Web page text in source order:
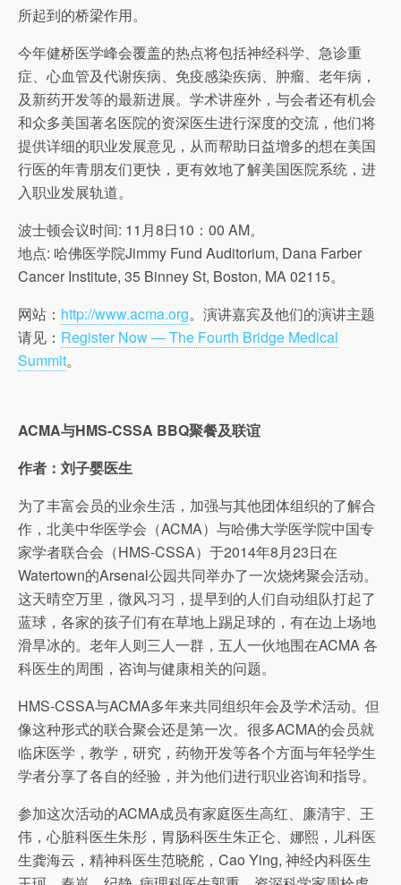
所起到的桥梁作用。
今年健桥医学峰会覆盖的热点将包括神经科学、急诊重
症、心血管及代谢疾病、免疫感染疾病、肿瘤、老年病，
及新药开发等的最新进展。学术讲座外，与会者还有机会
和众多美国著名医院的资深医生进行深度的交流，他们将
提供详细的职业发展意见，从而帮助日益增多的想在美国
行医的年青朋友们更快，更有效地了解美国医院系统，进
入职业发展轨道。
波士顿会议时间: 11月8日10：00 AM。
地点: 哈佛医学院Jimmy Fund Auditorium, Dana Farber
Cancer Institute, 35 Binney St, Boston, MA 02115。
网站： http://www.acma.org。演讲嘉宾及他们的演讲主题
请见： Register Now — The Fourth Bridge Medical
Summit。
ACMA与HMS-CSSA BBQ聚餐及联谊
作者：刘子婴医生
为了丰富会员的业余生活，加强与其他团体组织的了解合
作，北美中华医学会（ACMA）与哈佛大学医学院中国专
家学者联合会（HMS-CSSA）于2014年8月23日在
Watertown的Arsenal公园共同举办了一次烧烤聚会活动。
这天晴空万里，微风习习，提早到的人们自动组队打起了
蓝球，各家的孩子们有在草地上踢足球的，有在边上场地
滑旱冰的。老年人则三人一群，五人一伙地围在ACMA 各
科医生的周围，咨询与健康相关的问题。
HMS-CSSA与ACMA多年来共同组织年会及学术活动。但
像这种形式的联合聚会还是第一次。很多ACMA的会员就
临床医学，教学，研究，药物开发等各个方面与年轻学生
学者分享了各自的经验，并为他们进行职业咨询和指导。
参加这次活动的ACMA成员有家庭医生高红、廉清宇、王
伟，心脏科医生朱彤，胃肠科医生朱正仑、娜熙，儿科医
生龚海云，精神科医生范晓舵，Cao Ying, 神经内科医生